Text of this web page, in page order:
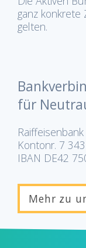
ganz
gelten.
für
Kontonr. 7
IBAN DE42
Mehr zu